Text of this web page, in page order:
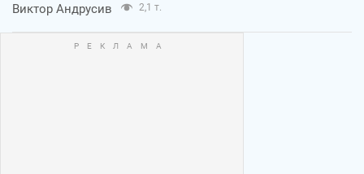
Виктор Андрусив 2,1 т.